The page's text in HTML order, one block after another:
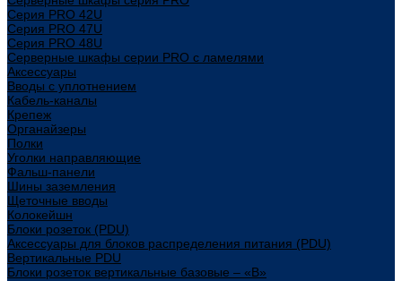
Серия PRO 42U
Серия PRO 47U
Серия PRO 48U
Серверные шкафы серии PRO с ламелями
Аксессуары
Вводы с уплотнением
Кабель-каналы
Крепеж
Органайзеры
Полки
Уголки направляющие
Фальш-панели
Шины заземления
Щеточные вводы
Колокейшн
Блоки розеток (PDU)
Аксессуары для блоков распределения питания (PDU)
Вертикальные PDU
Блоки розеток вертикальные базовые – «В»